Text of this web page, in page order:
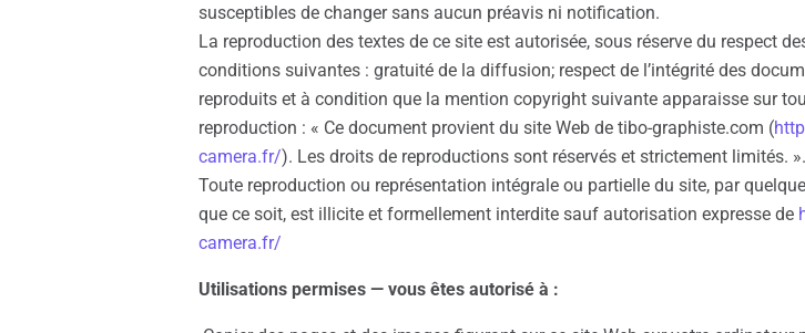
susceptibles de changer sans aucun préavis ni notification.
La reproduction des textes de ce site est autorisée, sous réserve du respect
conditions suivantes : gratuité de la diffusion; respect de l’intégrité des
reproduits et à condition que la mention copyright suivante apparaisse sur
reproduction : « Ce document provient du site Web de tibo-graphiste.com (
camera.fr/). Les droits de reproductions sont réservés et strictement limités. ».
Toute reproduction ou représentation intégrale ou partielle du site, par
que ce soit, est illicite et formellement interdite sauf autorisation expresse de
camera.fr/
Utilisations permises — vous êtes autorisé à :